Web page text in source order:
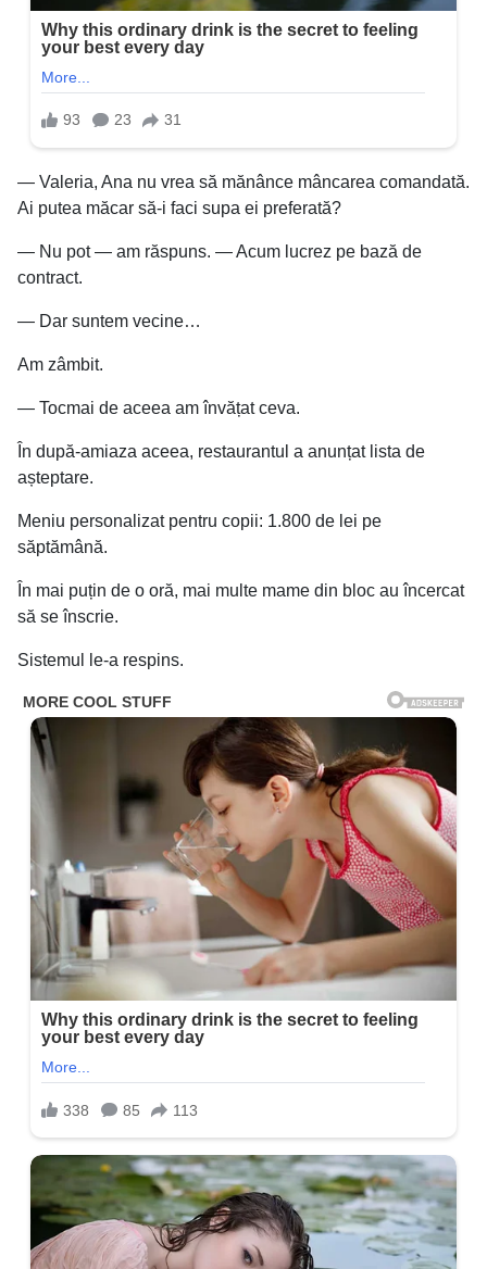
— Valeria, Ana nu vrea să mănânce mâncarea comandată.
Ai putea măcar să-i faci supa ei preferată?
— Nu pot — am răspuns. — Acum lucrez pe bază de
contract.
— Dar suntem vecine…
Am zâmbit.
— Tocmai de aceea am învățat ceva.
În după-amiaza aceea, restaurantul a anunțat lista de
așteptare.
Meniu personalizat pentru copii: 1.800 de lei pe
săptămână.
În mai puțin de o oră, mai multe mame din bloc au încercat
să se înscrie.
Sistemul le-a respins.